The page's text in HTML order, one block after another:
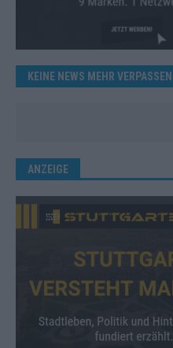
KEINE NEWS MEHR VERPASSEN
ANZEIGE